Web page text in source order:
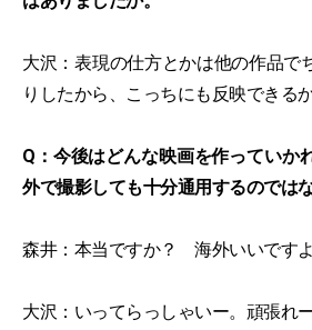
大沢：表現の仕方とかは他の作品で
りしたから、こっちにも反映できる
Q：今後はどんな映画を作っていか
外で撮影しても十分通用するのでは
森井：本当ですか？ 海外いいですよ
大沢：いってらっしゃいー。頑張れー